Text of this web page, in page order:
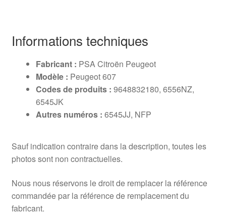
Informations techniques
Fabricant : PSA Citroën Peugeot
Modèle : Peugeot 607
Codes de produits : 9648832180, 6556NZ,
6545JK
Autres numéros : 6545JJ, NFP
Sauf indication contraire dans la description, toutes les
photos sont non contractuelles.
Nous nous réservons le droit de remplacer la référence
commandée par la référence de remplacement du
fabricant.